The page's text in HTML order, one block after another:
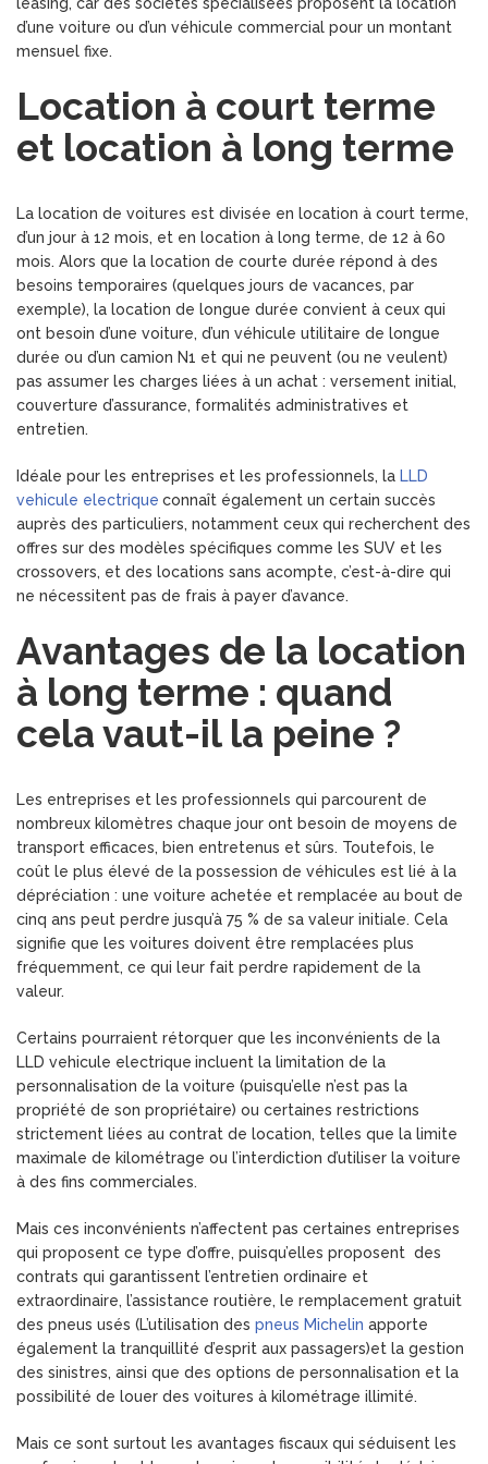
d’une voiture ou d’un véhicule commercial pour un montant
mensuel fixe.
Location à court terme
et location à long terme
La location de voitures est divisée en location à court terme,
d’un jour à 12 mois, et en location à long terme, de 12 à 60
mois. Alors que la location de courte durée répond à des
besoins temporaires (quelques jours de vacances, par
exemple), la location de longue durée convient à ceux qui
ont besoin d’une voiture, d’un véhicule utilitaire de longue
durée ou d’un camion N1 et qui ne peuvent (ou ne veulent)
pas assumer les charges liées à un achat : versement initial,
couverture d’assurance, formalités administratives et
entretien.
Idéale pour les entreprises et les professionnels, la LLD
vehicule electrique connaît également un certain succès
auprès des particuliers, notamment ceux qui recherchent des
offres sur des modèles spécifiques comme les SUV et les
crossovers, et des locations sans acompte, c’est-à-dire qui
ne nécessitent pas de frais à payer d’avance.
Avantages de la location
à long terme : quand
cela vaut-il la peine ?
Les entreprises et les professionnels qui parcourent de
nombreux kilomètres chaque jour ont besoin de moyens de
transport efficaces, bien entretenus et sûrs. Toutefois, le
coût le plus élevé de la possession de véhicules est lié à la
dépréciation : une voiture achetée et remplacée au bout de
cinq ans peut perdre jusqu’à 75 % de sa valeur initiale. Cela
signifie que les voitures doivent être remplacées plus
fréquemment, ce qui leur fait perdre rapidement de la
valeur.
Certains pourraient rétorquer que les inconvénients de la
LLD vehicule electrique incluent la limitation de la
personnalisation de la voiture (puisqu’elle n’est pas la
propriété de son propriétaire) ou certaines restrictions
strictement liées au contrat de location, telles que la limite
maximale de kilométrage ou l’interdiction d’utiliser la voiture
à des fins commerciales.
Mais ces inconvénients n’affectent pas certaines entreprises
qui proposent ce type d’offre, puisqu’elles proposent des
contrats qui garantissent l’entretien ordinaire et
extraordinaire, l’assistance routière, le remplacement gratuit
des pneus usés (L’utilisation des pneus Michelin apporte
également la tranquillité d’esprit aux passagers)et la gestion
des sinistres, ainsi que des options de personnalisation et la
possibilité de louer des voitures à kilométrage illimité.
Mais ce sont surtout les avantages fiscaux qui séduisent les